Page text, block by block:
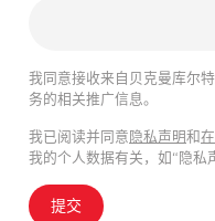
我同意接收来自贝克曼库尔
务的相关推广信息。
我已阅读并同意 隐私声明和
我的个人数据有关，如“隐私
提交